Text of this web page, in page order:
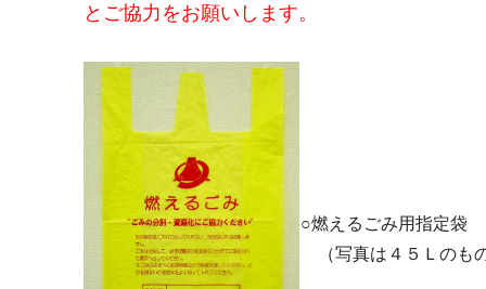
とご協力をお願いします。
○燃えるごみ用指定袋
（写真は４５Ｌのも